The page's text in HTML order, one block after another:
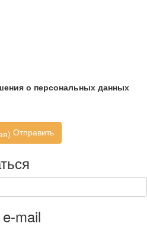
о персональных данных
Отправить
mail